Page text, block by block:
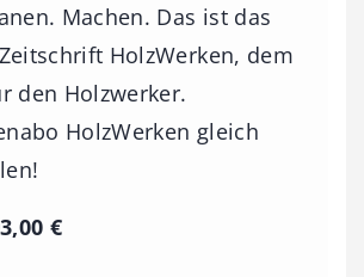
Machen. Das ist das
HolzWerken, dem
den Holzwerker.
HolzWerken gleich
€P